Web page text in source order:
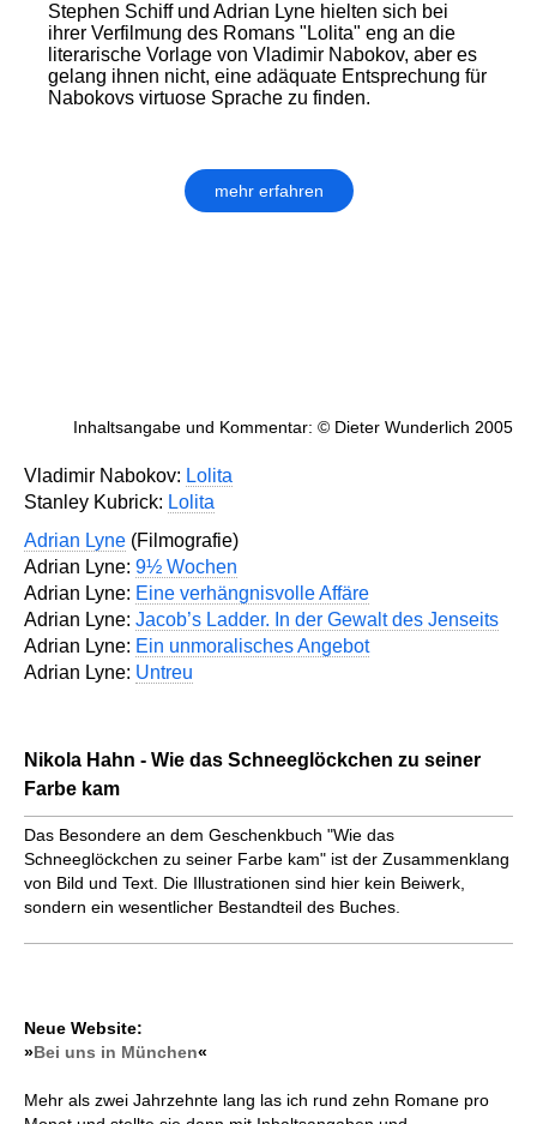
Stephen Schiff und Adrian Lyne hielten sich bei
ihrer Verfilmung des Romans "Lolita" eng an die
literarische Vorlage von Vladimir Nabokov, aber es
gelang ihnen nicht, eine adäquate Entsprechung für
Nabokovs virtuose Sprache zu finden.
mehr erfahren
Inhaltsangabe und Kommentar: © Dieter Wunderlich 2005
Vladimir Nabokov: Lolita
Stanley Kubrick: Lolita
Adrian Lyne (Filmografie)
Adrian Lyne: 9½ Wochen
Adrian Lyne: Eine verhängnisvolle Affäre
Adrian Lyne: Jacob’s Ladder. In der Gewalt des Jenseits
Adrian Lyne: Ein unmoralisches Angebot
Adrian Lyne: Untreu
Nikola Hahn - Wie das Schneeglöckchen zu seiner
Farbe kam
Das Besondere an dem Geschenkbuch "Wie das
Schneeglöckchen zu seiner Farbe kam" ist der Zusammenklang
von Bild und Text. Die Illustrationen sind hier kein Beiwerk,
sondern ein wesentlicher Bestandteil des Buches.
Neue Website:
»Bei uns in München«
Mehr als zwei Jahrzehnte lang las ich rund zehn Romane pro